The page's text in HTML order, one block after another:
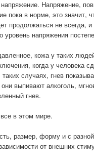
Напряжение,
пока в норме, это значит,
продолжаться не
уровень напряжения
кожа у таких
когда у человека
случаях, гнев
выпивают алкоголь,
гнев.
в этом мире.
размер, форму и с
от внешних